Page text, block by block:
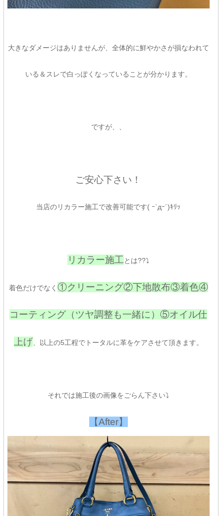
大きなダメージはありませんが、全体的に鮮やかさが損なわれて
いる＆スレで白っぽくなっていることが分かります。
ですが、、
ご安心下さい！
当店のリカラー施工で改善可能です( ｰ`дｰ´)ｷﾘｯ
リカラー施工 とは??⤵
着色だけでなく ①クリーニング②下地散布③着色④
コーティング（ツヤ調整も一緒に）⑤オイル仕
上げ 、以上の5工程でトータルに革をケアさせて頂きます。
それでは施工後の画像をごらん下さい⤵
【After】